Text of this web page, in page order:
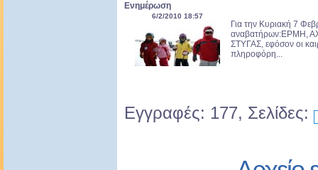
Ενημέρωση
6/2/2010 18:57
Για την Κυριακή 7
αναβατήρων:ΕΡΜΗ,
ΣΤΥΓΑΣ, εφόσον οι
πληροφόρη...
Εγγραφές: 177, Σελίδες: